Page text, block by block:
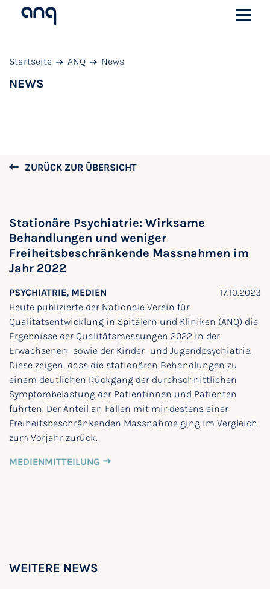
Startseite ANQ News
NEWS
ZURÜCK ZUR ÜBERSICHT
Stationäre Psychiatrie: Wirksame
Behandlungen und weniger
Freiheitsbeschränkende Massnahmen im
Jahr 2022
PSYCHIATRIE, MEDIEN
17.10.2023
Heute publizierte der Nationale Verein für
Qualitätsentwicklung in Spitälern und Kliniken (ANQ) die
Ergebnisse der Qualitätsmessungen 2022 in der
Erwachsenen- sowie der Kinder- und Jugendpsychiatrie.
Diese zeigen, dass die stationären Behandlungen zu
einem deutlichen Rückgang der durchschnittlichen
Symptombelastung der Patientinnen und Patienten
führten. Der Anteil an Fällen mit mindestens einer
Freiheitsbeschränkenden Massnahme ging im Vergleich
zum Vorjahr zurück.
MEDIENMITTEILUNG
WEITERE NEWS